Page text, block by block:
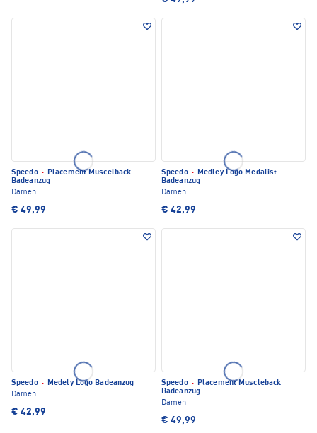
Speedo · Placement Muscelback
Badeanzug
Damen
€ 49,99
Speedo · Medley Logo Medalist
Badeanzug
Damen
€ 42,99
Speedo · Medely Logo Badeanzug
Damen
€ 42,99
Speedo · Placement Muscleback
Badeanzug
Damen
€ 49,99